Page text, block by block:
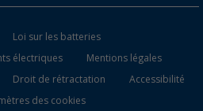
Loi sur les batteries
électriques
Mentions légales
Droit de rétractation
Accessibilité
des cookies